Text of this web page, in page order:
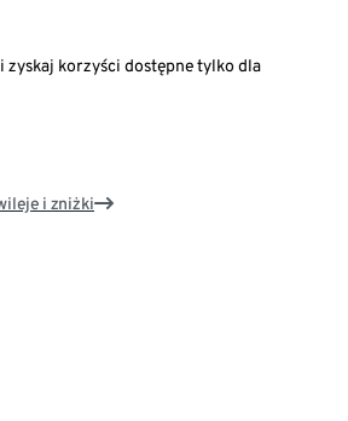
zyskaj korzyści dostępne tylko dla
i zniżki